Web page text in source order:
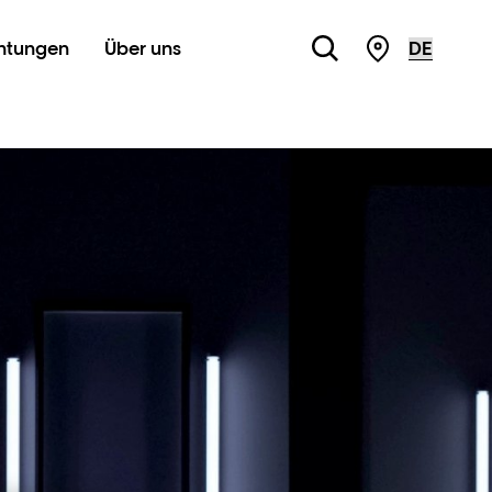
Über uns Store